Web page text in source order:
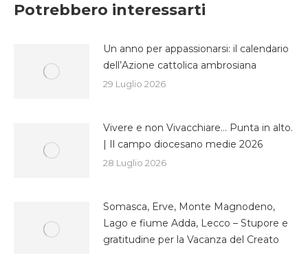
Potrebbero interessarti
Un anno per appassionarsi: il calendario
dell’Azione cattolica ambrosiana
29 Luglio 2026
Vivere e non Vivacchiare… Punta in alto.
| Il campo diocesano medie 2026
28 Luglio 2026
Somasca, Erve, Monte Magnodeno,
Lago e fiume Adda, Lecco – Stupore e
gratitudine per la Vacanza del Creato